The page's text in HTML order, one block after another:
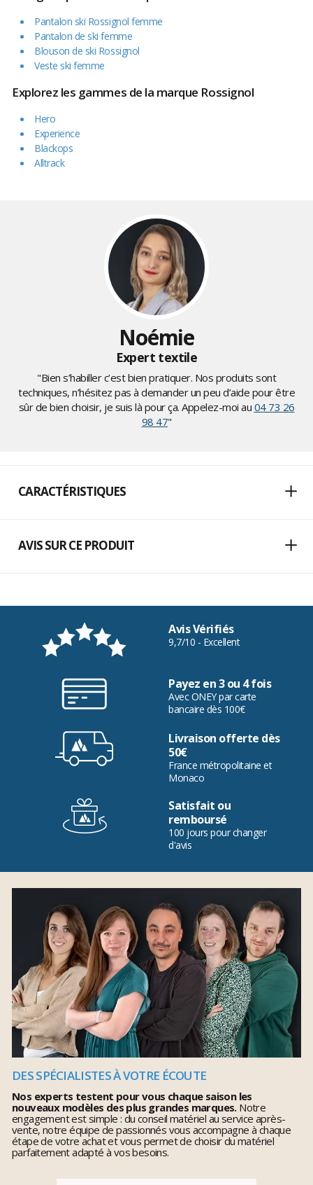
Pantalon ski Rossignol femme
Pantalon de ski femme
Blouson de ski Rossignol
Veste ski femme
Explorez les gammes de la marque Rossignol
Hero
Experience
Blackops
Alltrack
Noémie
Expert textile
"Bien s’habiller c’est bien pratiquer. Nos produits sont
techniques, n’hésitez pas à demander un peu d’aide pour être
sûr de bien choisir, je suis là pour ça. Appelez-moi au 04 73 26
98 47"
CARACTÉRISTIQUES
AVIS SUR CE PRODUIT
Avis Vérifiés
9,7/10 - Excellent
Payez en 3 ou 4 fois
Avec ONEY par carte
bancaire dès 100€
Livraison offerte dès
50€
France métropolitaine et
Monaco
Satisfait ou
remboursé
100 jours pour changer
d'avis
DES SPÉCIALISTES À VOTRE ÉCOUTE
Nos experts testent pour vous chaque saison les
nouveaux modèles des plus grandes marques.Notre
engagement est simple : du conseil matériel au service après-
vente, notre équipe de passionnés vous accompagne à chaque
étape de votre achat et vous permet de choisir du matériel
parfaitement adapté à vos besoins.